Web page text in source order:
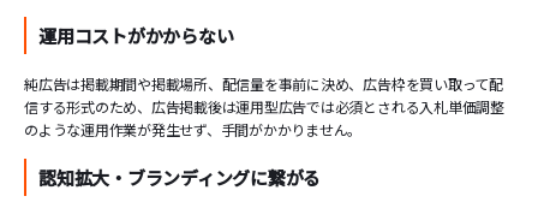
運用コストがかからない
純広告は掲載期間や掲載場所、配信量を事前に決め、広告枠を買い取って配
信する形式のため、広告掲載後は運用型広告では必須とされる入札単価調整
のような運用作業が発生せず、手間がかかりません。
認知拡大・ブランディングに繋がる